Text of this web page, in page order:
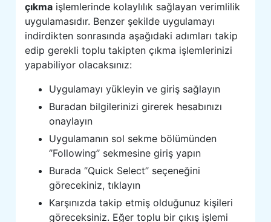
çıkma işlemlerinde kolaylılık sağlayan verimlilik
uygulamasıdır. Benzer şekilde uygulamayı
indirdikten sonrasında aşağıdaki adımları takip
edip gerekli toplu takipten çıkma işlemlerinizi
yapabiliyor olacaksınız:
Uygulamayı yükleyin ve giriş sağlayın
Buradan bilgilerinizi girerek hesabınızı
onaylayın
Uygulamanın sol sekme bölümünden
‘’Following’’ sekmesine giriş yapın
Burada ‘’Quick Select’’ seçeneğini
görecekiniz, tıklayın
Karşınızda takip etmiş olduğunuz kişileri
göreceksiniz. Eğer toplu bir çıkış işlemi